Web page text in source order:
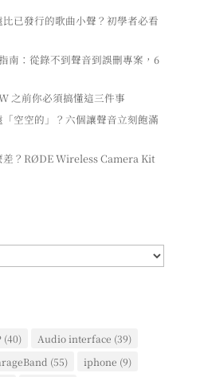
已發行的歌曲小聲？初學者必看
南：從錄不到聲音到誤刪專案，6
之前你必須搞懂這三件事
空空的」？六個讓聲音立刻飽滿
差？RØDE Wireless Camera Kit
(40) Audio interface (39)
(55) iphone (9)